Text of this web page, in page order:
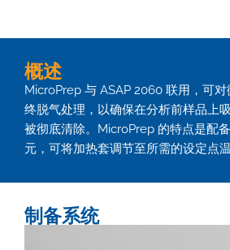
概述
MicroPrep 与 ASAP 2060 联用，可
终脱气处理，以确保在分析前样品上
被彻底清除。MicroPrep 的特点是配
元，可将加热套调节至所需的设定点温
制备系统